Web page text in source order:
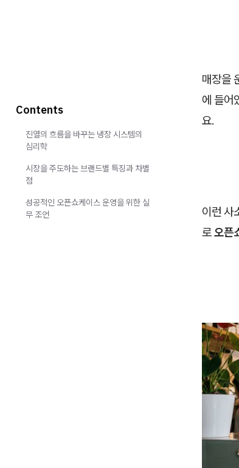
매장을
에 들어
요.
이런 사
로오픈
Contents
진열의 흐름을 바꾸는 냉장 시스템의
심리학
시장을 주도하는 브랜드별 특징과 차별
점
성공적인 오픈쇼케이스 운영을 위한 실
무 조언